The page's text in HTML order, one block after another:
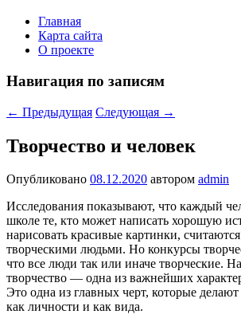
Главная
Карта сайта
О проекте
Навигация по записям
← Предыдущая Следующая →
Творчество и человек
Опубликовано 08.12.2020 автором admin
Исследования показывают, что каждый
школе те, кто может написать хорошую
нарисовать красивые картинки,
творческими людьми. Но конкурсы
что все люди так или иначе творческие.
творчество — одна из важнейших
Это одна из главных черт, которые
как личности и как вида.